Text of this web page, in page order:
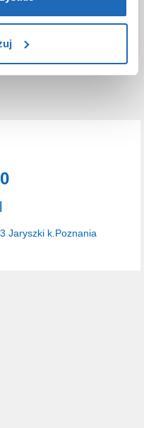
mogą mieć wpływ na
temat plików plików
cookie”.
plików cookie i tego,
Jaryszki k.Poznania